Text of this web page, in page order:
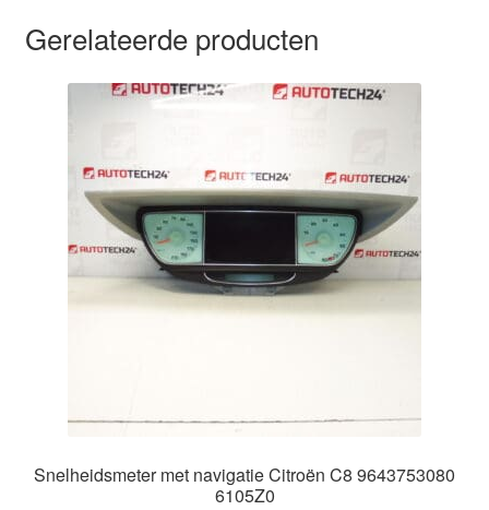
Gerelateerde producten
Snelheidsmeter met navigatie Citroën C8 9643753080
6105Z0